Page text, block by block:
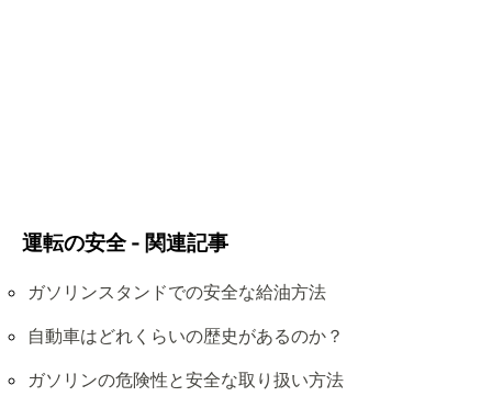
運転の安全 - 関連記事
ガソリンスタンドでの安全な給油方法
自動車はどれくらいの歴史があるのか？
ガソリンの危険性と安全な取り扱い方法